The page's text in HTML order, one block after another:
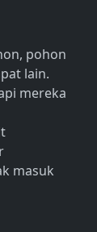
pohon
lain.
mereka
masuk